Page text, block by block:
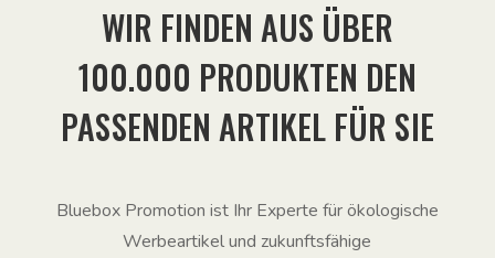
WIR FINDEN AUS ÜBER
100.000 PRODUKTEN DEN
PASSENDEN ARTIKEL FÜR SIE
Bluebox Promotion ist Ihr Experte für ökologische
Werbeartikel und zukunftsfähige